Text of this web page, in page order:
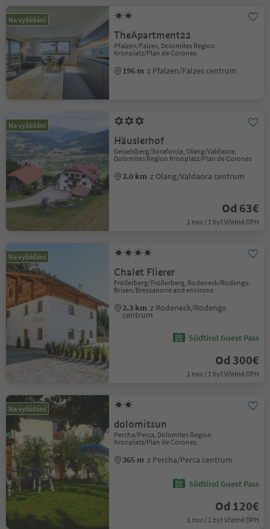
Na vyžádání
TheApartment22
Pfalzen/Falzes, Dolomites Region
Kronplatz/Plan de Corones
196 m z Pfalzen/Falzes centrum
Na vyžádání
Häuslerhof
Geiselsberg/Sorafurcia, Olang/Valdaora,
Dolomites Region Kronplatz/Plan de Corones
2.0 km z Olang/Valdaora centrum
Od 63€
1 noc / 1 byt Včetně DPH
Na vyžádání
Chalet Flierer
Fröllerberg/Fröllerberg, Rodeneck/Rodengo,
Brixen/Bressanone and environs
2.3 km z Rodeneck/Rodengo
centrum
Südtirol Guest Pass
Od 300€
1 noc / 1 byt Včetně DPH
Na vyžádání
dolomitsun
Percha/Perca, Dolomites Region
Kronplatz/Plan de Corones
365 m z Percha/Perca centrum
Südtirol Guest Pass
Od 120€
1 noc / 1 byt Včetně DPH